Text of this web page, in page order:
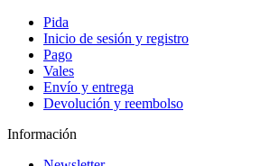
Pida
Inicio de sesión y registro
Pago
Vales
Envío y entrega
Devolución y reembolso
Información